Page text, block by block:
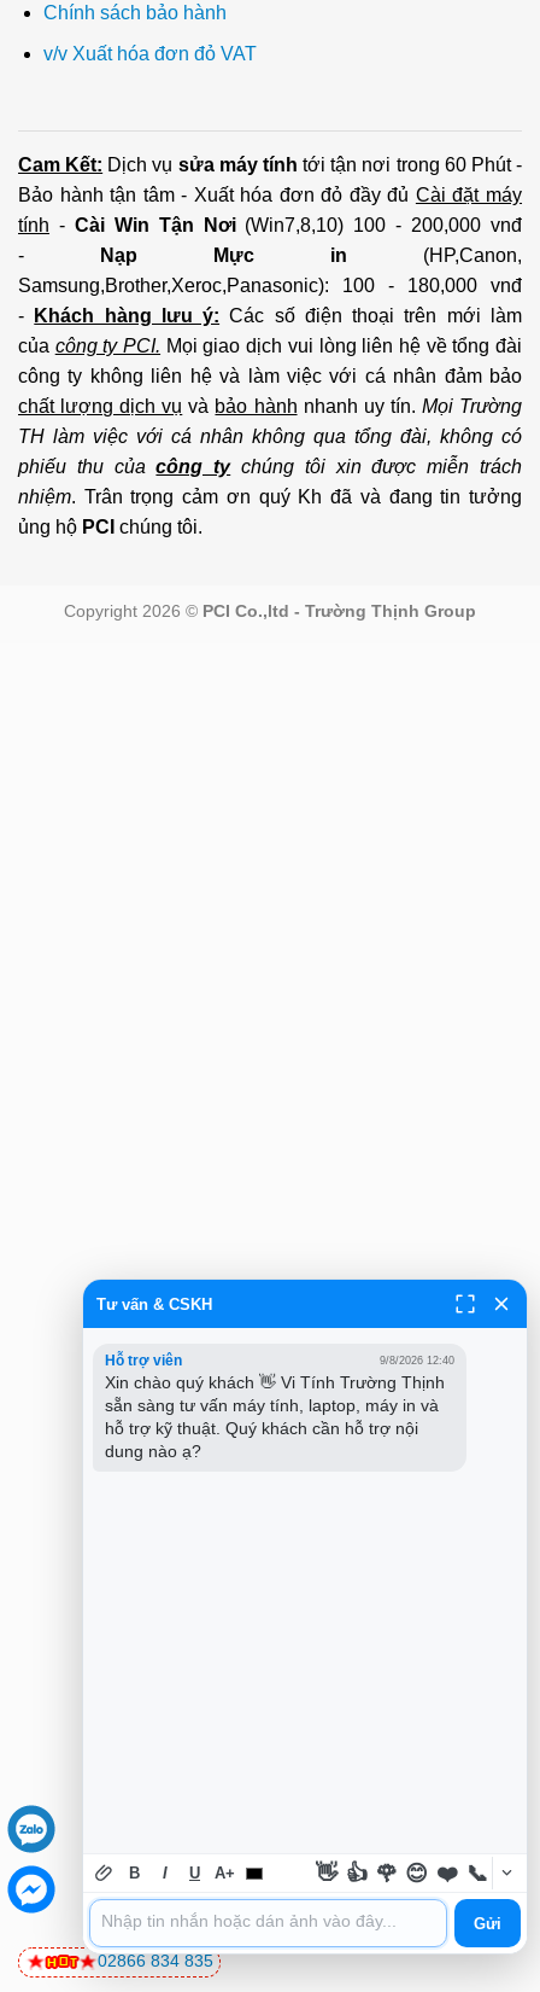
Chính sách bảo hành
v/v Xuất hóa đơn đỏ VAT
Cam Kết: Dịch vụ sửa máy tính tới tận nơi trong 60 Phút -
Bảo hành tận tâm - Xuất hóa đơn đỏ đầy đủ Cài đặt máy
tính - Cài Win Tận Nơi(Win7,8,10) 100 - 200,000 vnđ
-
Nạp Mực in
(HP,Canon,
Samsung,Brother,Xeroc,Panasonic): 100 - 180,000 vnđ
-
Khách hàng lưu ý: Các số điện thoại trên mới làm
của công ty PCI. Mọi giao dịch vui lòng liên hệ về tổng đài
công ty không liên hệ và làm việc với cá nhân đảm bảo
chất lượng dịch vụ và bảo hành nhanh uy tín. Mọi Trường
TH làm việc với cá nhân không qua tổng đài, không có
phiếu thu củacông tychúng tôi xin được miễn trách
nhiệm. Trân trọng cảm ơn quý Kh đã và đang tin tưởng
ủng hộ PCI chúng tôi.
02866 834 835
Copyright 2026 © PCI Co.,ltd - Trường Thịnh Group
Tư vấn & CSKH
Hỗ trợ viên 9/8/2026 12:40
Xin chào quý khách 👋 Vi Tính Trường Thịnh
sẵn sàng tư vấn máy tính, laptop, máy in và
hỗ trợ kỹ thuật. Quý khách cần hỗ trợ nội
dung nào ạ?
B I U A+ 👋 👍 🌹 😊 ❤️ 📞
Gửi